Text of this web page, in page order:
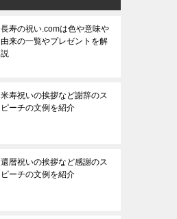
長寿の祝い.comは色や意味や
由来の一覧やプレゼントを解
説
米寿祝いの挨拶など謝辞のス
ピーチの文例を紹介
還暦祝いの挨拶など感謝のス
ピーチの文例を紹介